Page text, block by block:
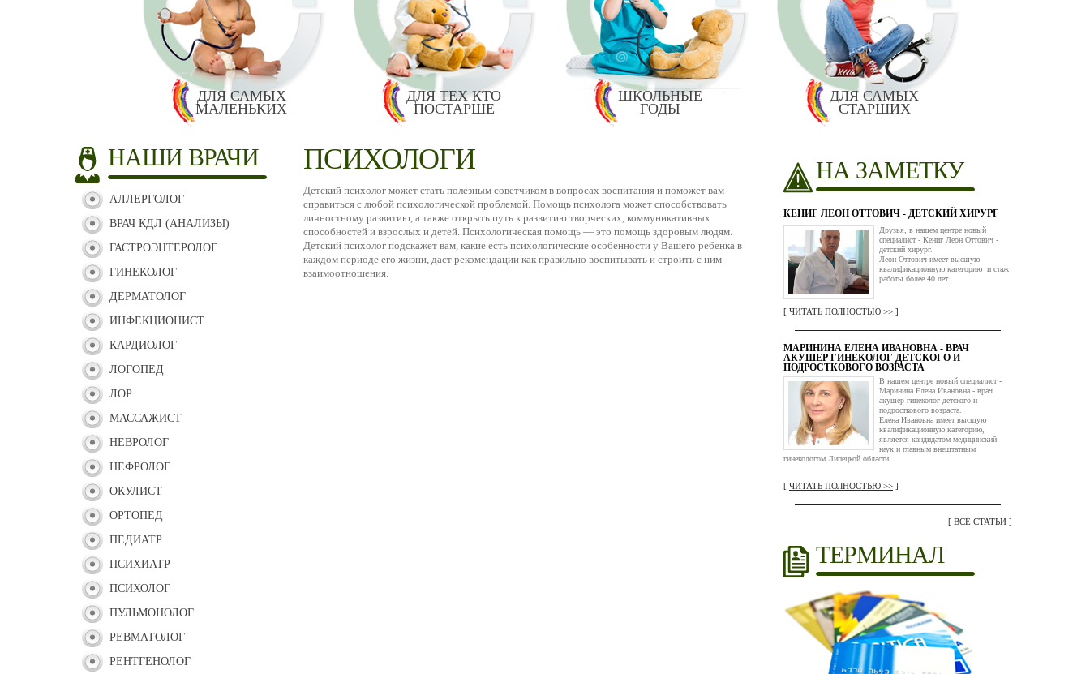
ДЛЯ САМЫХ
МАЛЕНЬКИХ
ДЛЯ ТЕХ КТО
ПОСТАРШЕ
ШКОЛЬНЫЕ
ГОДЫ
ДЛЯ САМЫХ
СТАРШИХ
НАШИ ВРАЧИ
АЛЛЕРГОЛОГ
ВРАЧ КДЛ (АНАЛИЗЫ)
ГАСТРОЭНТЕРОЛОГ
ГИНЕКОЛОГ
ДЕРМАТОЛОГ
ИНФЕКЦИОНИСТ
КАРДИОЛОГ
ЛОГОПЕД
ЛОР
МАССАЖИСТ
НЕВРОЛОГ
НЕФРОЛОГ
ОКУЛИСТ
ОРТОПЕД
ПЕДИАТР
ПСИХИАТР
ПСИХОЛОГ
ПУЛЬМОНОЛОГ
РЕВМАТОЛОГ
РЕНТГЕНОЛОГ
ПСИХОЛОГИ
Детский психолог может стать полезным советчиком в вопросах воспитания и поможет вам
справиться с любой психологической проблемой. Помощь психолога может способствовать
личностному развитию, а также открыть путь к развитию творческих, коммуникативных
способностей и взрослых и детей. Психологическая помощь — это помощь здоровым людям.
Детский психолог подскажет вам, какие есть психологические особенности у Вашего ребенка в
каждом периоде его жизни, даст рекомендации как правильно воспитывать и строить с ним
взаимоотношения.
НА ЗАМЕТКУ
КЕНИГ ЛЕОН ОТТОВИЧ - ДЕТСКИЙ ХИРУРГ
Друзья, в нашем центре новый
специалист - Кениг Леон Оттович -
детский хирург.
Леон Оттович имеет высшую
квалификационную категорию и стаж
работы более 40 лет.
[ ЧИТАТЬ ПОЛНОСТЬЮ >> ]
МАРИНИНА ЕЛЕНА ИВАНОВНА - ВРАЧ
АКУШЕР ГИНЕКОЛОГ ДЕТСКОГО И
ПОДРОСТКОВОГО ВОЗРАСТА
В нашем центре новый специалист -
Маринина Елена Ивановна - врач
акушер-гинеколог детского и
подросткового возраста.
Елена Ивановна имеет высшую
квалификационную категорию,
является кандидатом медицинский
наук и главным внештатным
гинекологом Липецкой области.
[ ЧИТАТЬ ПОЛНОСТЬЮ >> ]
[ ВСЕ СТАТЬИ ]
ТЕРМИНАЛ